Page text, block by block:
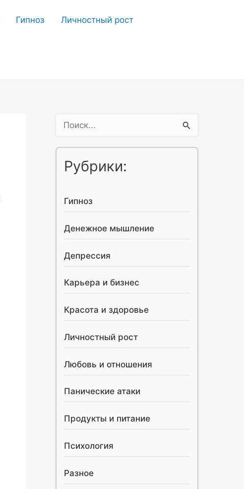
Гипноз Личностный рост
Рубрики:
Гипноз
Денежное мышление
Депрессия
Карьера и бизнес
Красота и здоровье
Личностный рост
Любовь и отношения
Панические атаки
Продукты и питание
Психология
Разное